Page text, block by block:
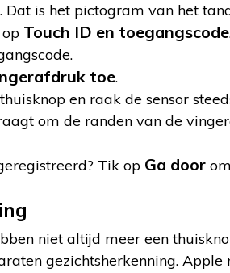
. Dat is het pictogram van het
Touch ID en toegangscode
toe.
en raak de sensor
om de randen van de
Tik op Ga door
niet altijd meer een
gezichtsherkenning.